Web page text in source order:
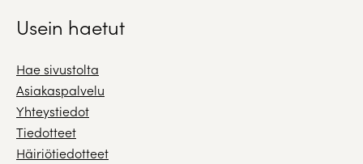
Usein haetut
Hae sivustolta
Asiakaspalvelu
Yhteystiedot
Tiedotteet
Häiriötiedotteet